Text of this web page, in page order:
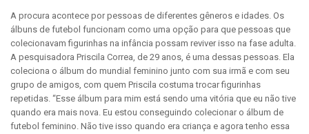
A procura acontece por pessoas de diferentes gêneros e idades. Os
álbuns de futebol funcionam como uma opção para que pessoas que
colecionavam figurinhas na infância possam reviver isso na fase adulta.
A pesquisadora Priscila Correa, de 29 anos, é uma dessas pessoas. Ela
coleciona o álbum do mundial feminino junto com sua irmã e com seu
grupo de amigos, com quem Priscila costuma trocar figurinhas
repetidas. “Esse álbum para mim está sendo uma vitória que eu não tive
quando era mais nova. Eu estou conseguindo colecionar o álbum de
futebol feminino. Não tive isso quando era criança e agora tenho essa